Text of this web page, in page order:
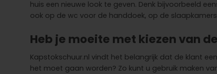
huis een nieuwe look te geven. Denk bijvoorbeeld
ook op de wc voor de handdoek, op de
Heb je moeite met kiezen van
Kapstokschuur.nl vindt het belangrijk dat de klant
het moet gaan worden? Zo kunt u gebruik maken